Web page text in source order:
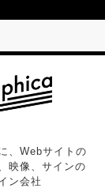
、Webサイトの
映像、サインの
ン会社